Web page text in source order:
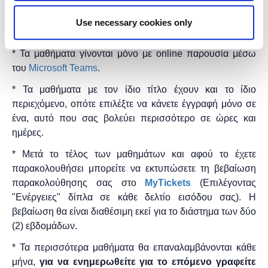
Use necessary cookies only
Η εκδήλωση γίνεταιμε την υποστήριξη της
Hellas"
συμμετοχή για το κοινό είναι
* Τα μαθήματα γίνονται μόνο με online παρουσία μέσω
του Microsoft Teams.
* Τα μαθήματα με τον ίδιο τίτλο έχουν και το ίδιο
περιεχόμενο, οπότε επιλέξτε να κάνετε έγγραφή μόνο σε
ένα, αυτό που σας βολεύει περισσότερο σε ώρες και
ημέρες.
* Μετά το τέλος των μαθημάτων και αφού το έχετε
παρακολουθήσει μπορείτε να εκτυπώσετε τη βεβαίωση
παρακολούθησης ​σας στο
MyTickets (Επιλέγοντας
"Ενέργειες" δίπλα σε κάθε δελτίο εισόδου σας). Η
βεβαίωση θα είναι διαθέσιμη εκεί για το διάστημα των δύο
(2) εβδομάδων.
* Τα περισσότερα μαθήματα θα επαναλαμβάνονται κάθε
μήνα, για να ενημερωθείτε για το επόμενο γραφείτε